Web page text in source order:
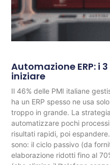
Automazione ERP: i
iniziare
Il 46% delle PMI italiane
ha un ERP spesso ne usa
troppo in grande. La
automatizzare pochi
risultati rapidi, poi
sono: il ciclo passivo (da
elaborazione ridotti fino al